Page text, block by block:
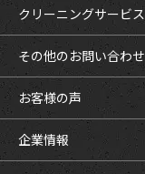
クリーニングサービス
その他のお問い合わせ
お客様の声
企業情報